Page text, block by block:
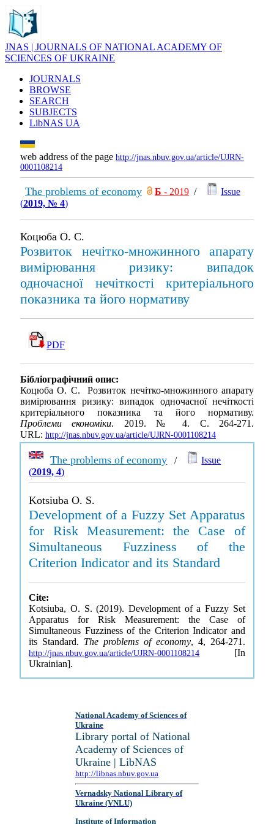
JNAS | JOURNALS OF NATIONAL ACADEMY OF
SCIENCES OF UKRAINE
JOURNALS
BROWSE
SEARCH
SUBJECTS
LibNAS UA
web address of the page http://jnas.nbuv.gov.ua/article/UJRN-
0001108214
The problems of economy Б - 2019 /
Issue
(2019, № 4)
Коцюба О. С.
Розвиток нечітко-множинного апарату
вимірювання ризику: випадок
одночасної нечіткості критеріального
показника та його нормативу
PDF
Бібліографічний опис:
Коцюба О. С. Розвиток нечітко-множинного апарату
вимірювання ризику: випадок одночасної нечіткості
критеріального показника та його нормативу.
Проблеми економіки. 2019. № 4. С. 264-271.
URL: http://jnas.nbuv.gov.ua/article/UJRN-0001108214
The problems of economy /
Issue
(2019, 4)
Kotsiuba O. S.
Development of a Fuzzy Set Apparatus
for Risk Measurement: the Case of
Simultaneous Fuzziness of the
Criterion Indicator and its Standard
Cite:
Kotsiuba, O. S. (2019). Development of a Fuzzy Set
Apparatus for Risk Measurement: the Case of
Simultaneous Fuzziness of the Criterion Indicator and
its Standard. The problems of economy, 4, 264-271.
http://jnas.nbuv.gov.ua/article/UJRN-0001108214 [In
Ukrainian].
National Academy of Sciences of
Ukraine
Library portal of National
Academy of Sciences of
Ukraine | LibNAS
http://libnas.nbuv.gov.ua
Vernadsky National Library of
Ukraine (VNLU)
Institute of Information